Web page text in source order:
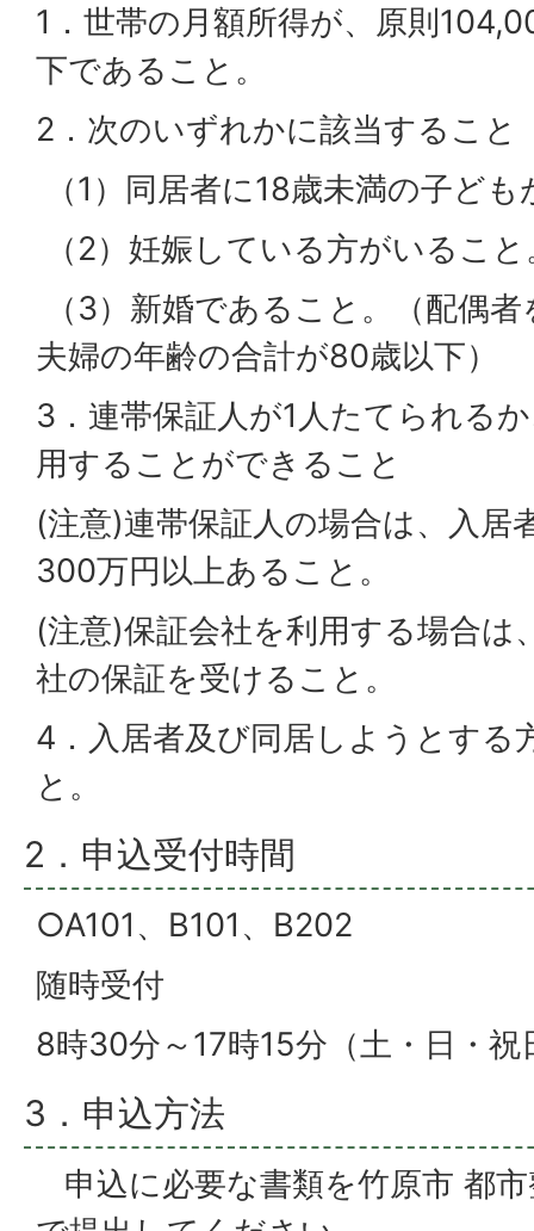
1．世帯の月額所得が、原則
下であること。
2．次のいずれかに該当すること
（1）同居者に18歳未満の子ど
（2）妊娠している方がいること
（3）新婚であること。（配偶
夫婦の年齢の合計が80歳以下）
3．連帯保証人が1人たてられる
用することができること
(注意)連帯保証人の場合は、入居
300万円以上あること。
(注意)保証会社を利用する場合は
社の保証を受けること。
4．入居者及び同居しようとする
と。
2．申込受付時間
○A101、B101、B202
随時受付
8時30分～17時15分（土・日・
3．申込方法
申込に必要な書類を竹原市 都